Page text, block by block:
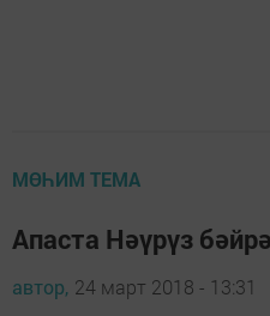
МӨҺИМ ТЕМА
Апаста Нәүрүз
автор, 24 март 2018 - 13:31